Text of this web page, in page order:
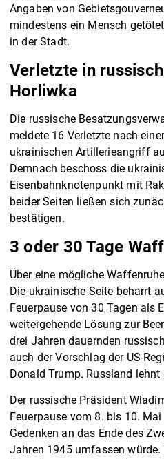
Angaben von
mindestens ein Mensch
in der Stadt.
Verletzte in
Horliwka
Die russische
meldete 16 Verletzte nach
ukrainischen Artillerieangriff
Demnach beschoss die
Eisenbahnknotenpunkt mit
beider Seiten ließen sich
bestätigen.
3 oder 30 Tage
Über eine mögliche
Die ukrainische Seite beharrt
Feuerpause von 30 Tagen als
weitergehende Lösung zur
drei Jahren dauernden
auch der Vorschlag der US-
Donald Trump. Russland lehnt
Der russische Präsident
Feuerpause vom 8. bis 10.
Gedenken an das Ende des
Jahren 1945 umfassen